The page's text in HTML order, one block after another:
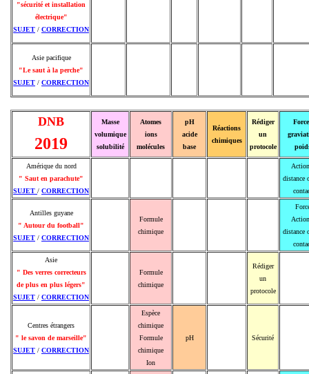
"sécurité et installation
électrique"
SUJET / CORRECTION
Asie pacifique
"Le saut à la perche"
SUJET / CORRECTION
DNB
2019
Masse
volumique
solubilité
Atomes
ions
molécules
pH
acide
base
Réactions
chimiques
Rédiger
un
protocole
Amérique du nord
" Saut en parachute"
SUJET / CORRECTION
distance
Antilles guyane
" Autour du football"
SUJET / CORRECTION
Formule
chimique
distance
Asie
" Des verres correcteurs
de plus en plus légers"
SUJET / CORRECTION
Formule
chimique
Rédiger
un
protocole
Centres étrangers
" le savon de marseille"
SUJET / CORRECTION
Espèce
chimique
Formule
chimique
Ion
pH Sécurité